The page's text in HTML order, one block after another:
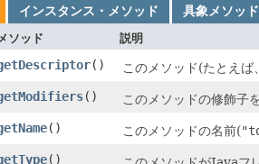
インスタンス・メソッド 具象メソッド
メソッド 説明
()
このメソッド(たとえば
()
このメソッドの修飾子
() このメソッドの名前(
()